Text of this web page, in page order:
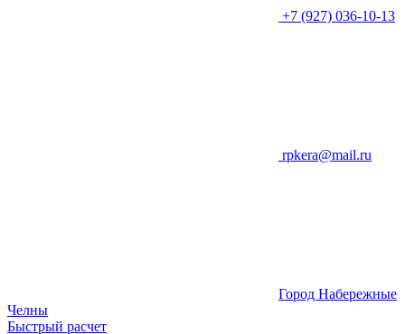
+7 (927) 036-10-13
rpkera@mail.ru
Город Набережные
Челны
Быстрый расчет